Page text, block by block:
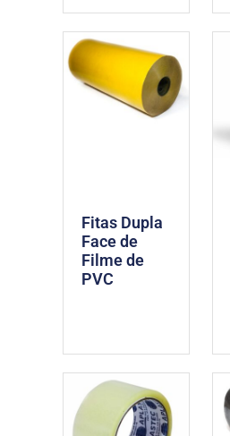
Fitas Dupla
Face de
Filme de
PVC